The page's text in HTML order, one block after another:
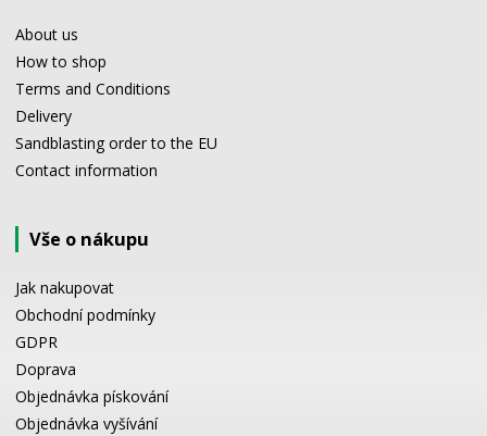
About us
How to shop
Terms and Conditions
Delivery
Sandblasting order to the EU
Contact information
Vše o nákupu
Jak nakupovat
Obchodní podmínky
GDPR
Doprava
Objednávka pískování
Objednávka vyšívání